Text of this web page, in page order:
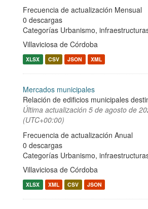
Frecuencia de actualización Mensual
0 descargas
Categorías Urbanismo,
Villaviciosa de Córdoba
XLSX CSV JSON XML
Mercados municipales
Relación de edificios municipales
Última actualización 5 de agosto de
(UTC+00:00)
Frecuencia de actualización Anual
0 descargas
Categorías Urbanismo,
Villaviciosa de Córdoba
XLSX XML CSV JSON